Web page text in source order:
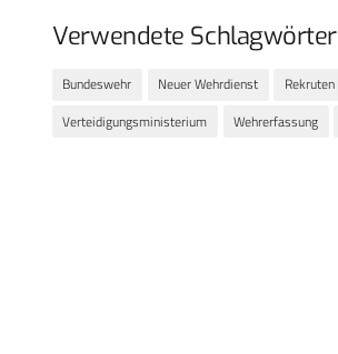
Verwendete Schlagwörter
Bundeswehr Neuer Wehrdienst
Rekruten
Verteidigungsministerium
Wehrerfassung